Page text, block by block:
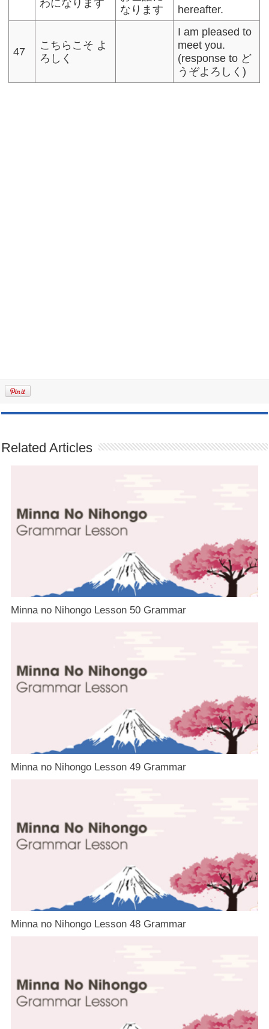
わになります
なります
hereafter.
47
こちらこそ よ
ろしく
I am pleased to
meet you.
(response to ど
うぞよろしく)
Related Articles
Minna no Nihongo Lesson 50 Grammar
Minna no Nihongo Lesson 49 Grammar
Minna no Nihongo Lesson 48 Grammar